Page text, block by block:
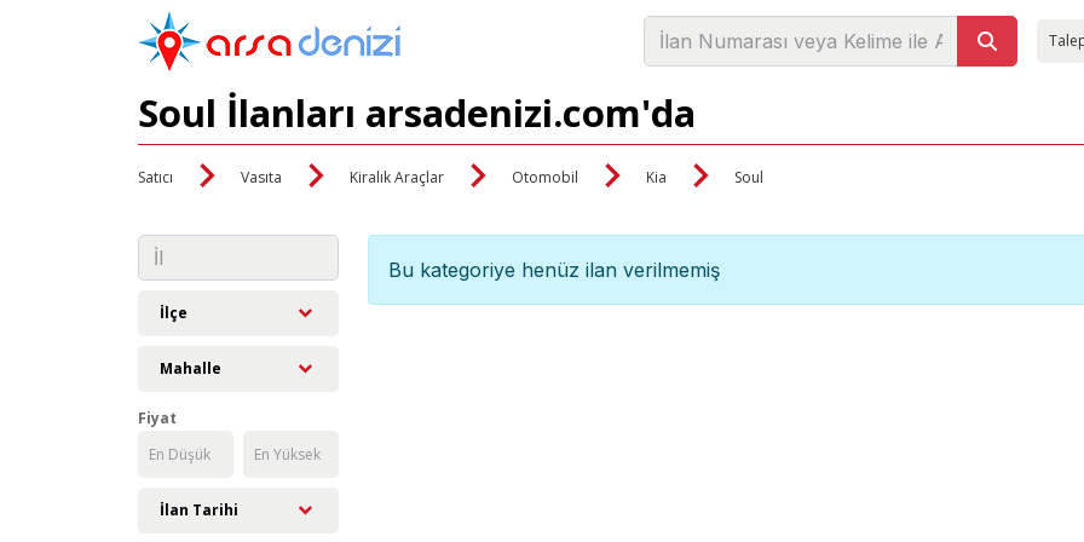
Soul İlanları arsadenizi.com'da
Satıcı Vasıta Kiralık Araçlar Otomobil Kia Soul
İlçe
Mahalle
Fiyat
İlan Tarihi
Bu kategoriye henüz ilan verilmemiş